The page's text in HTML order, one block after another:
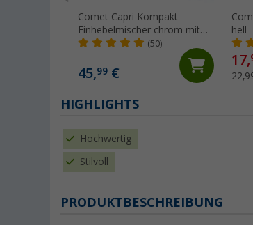
Comet Capri Kompakt
Einhebelmischer chrom mit
Mikroschalter für Wohnmobil
(50)
45,99 €
für
17,
HIGHLIGHTS
Hochwertig
Stilvoll
PRODUKTBESCHREIBUNG